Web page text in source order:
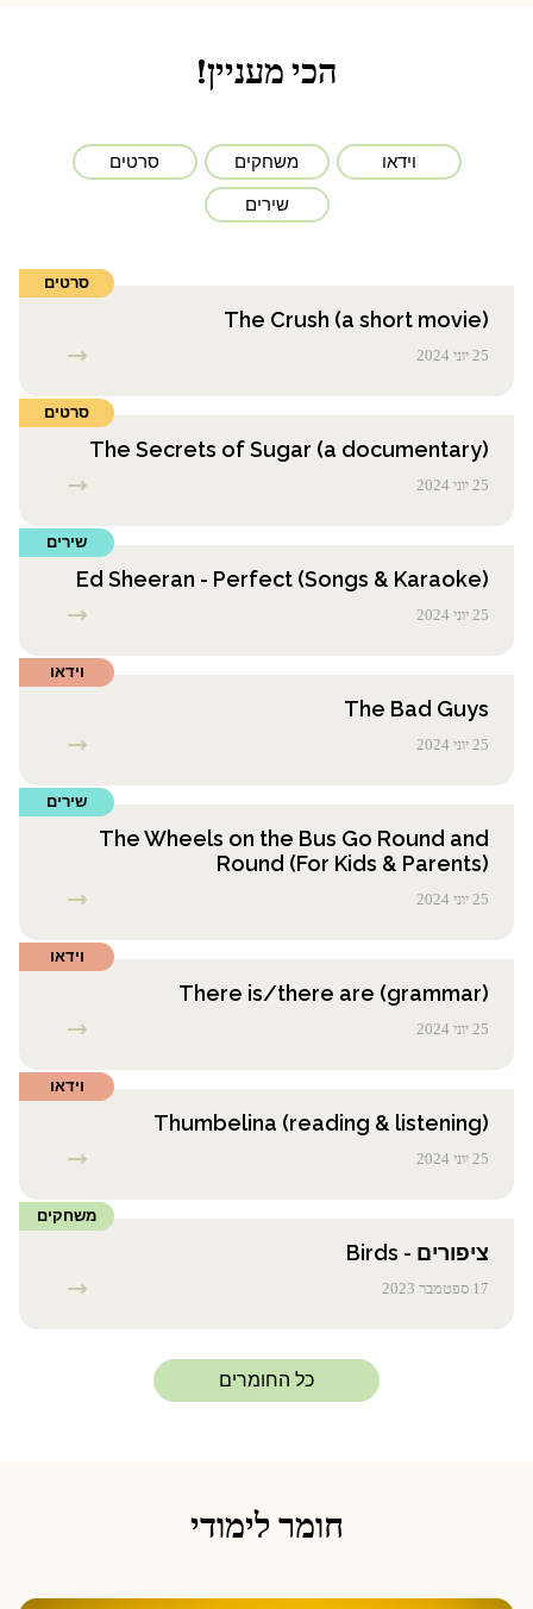
הכי מעניין!
וידאו משחקים
סרטים
שירים
סרטים
The Crush (a short movie)
25 יוני 2024
סרטים
The Secrets of Sugar (a documentary)
25 יוני 2024
שירים
Ed Sheeran - Perfect (Songs & Karaoke)
25 יוני 2024
וידאו
The Bad Guys
25 יוני 2024
שירים
The Wheels on the Bus Go Round and
Round (For Kids & Parents)
25 יוני 2024
וידאו
There is/there are (grammar)
25 יוני 2024
וידאו
Thumbelina (reading & listening)
25 יוני 2024
משחקים
ציפורים - Birds
17 ספטמבר 2023
כל החומרים
חומר לימודי